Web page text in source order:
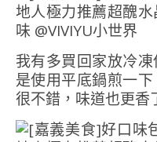
我有多買回家放冷
是使用平底鍋煎一
很不錯，味道也更香